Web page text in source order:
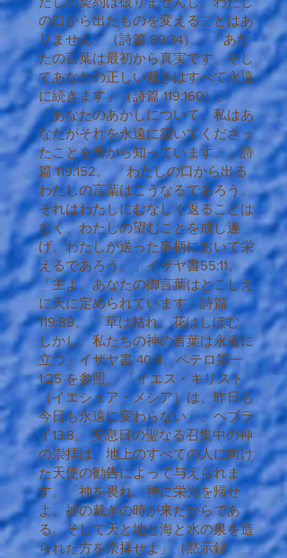
の口から出たものを変えることはあ
りません」（詩篇 89:34）、「あな
たの言葉は最初から真実です。そし
てあなたの正しい裁きはすべて永遠
に続きます」（詩篇 119:160）。
「あなたのあかしについて、私はあ
なたがそれを永遠に築いてくださっ
たことを昔から知っています。」詩
篇 119:152。 「わたしの口から出る
わたしの言葉はこうなるであろう。
それはわたしにむなしく返ることは
なく、わたしの望むことを成し遂
げ、わたしが送った事柄において栄
えるであろう。」イザヤ書55:11。
「主よ、あなたの御言葉はとこしえ
に天に定められています」詩篇
119:89。 「草は枯れ、花はしぼむ。
しかし、私たちの神の言葉は永遠に
立つ」イザヤ書 40.8。ペテロ第一
1:25 を参照。 「イエス・キリスト
（イエシュア・メシア）は、昨日も
今日も永遠に変わらない」、ヘブラ
イ13:8。 安息日の聖なる召集中の神
の崇拝は、地上のすべての人に向け
た天使の勧告によって与えられま
す。「神を畏れ、神に栄光を帰せ
よ。神の裁きの時が来たからであ
る。そして天と地と海と水の泉を造
られた方を崇拝せよ」（黙示録